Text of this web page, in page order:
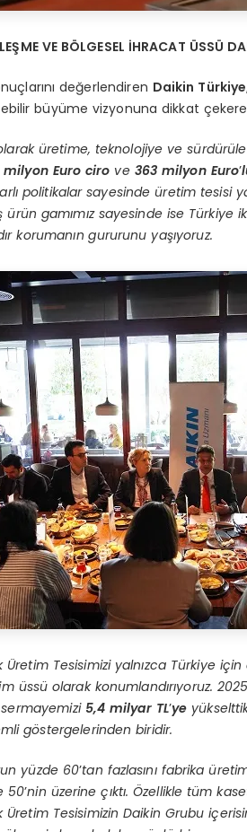
VE BÖLGESEL İHRACAT ÜSSÜ
değerlendiren Daikin
büyüme vizyonuna dikkat
üretime, teknolojiye ve
milyon Euro ciro ve 363 milyon Euro’
politikalar sayesinde üretim tesisi
gamımız sayesinde ise
korumanın gururunu yaşıyoruz.
Üretim Tesisimizi yalnızca Türkiye
üssü olarak konumlandırıyoruz.
sermayemizi 5,4 milyar TL’ye
göstergelerinden biridir.
yüzde 60’tan fazlasını fabrika
50’nin üzerine çıktı. Özellikle tüm
Üretim Tesisimizin Daikin Grubu